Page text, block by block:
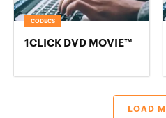
CODECS
1CLICK DVD MOVIE™
LOAD